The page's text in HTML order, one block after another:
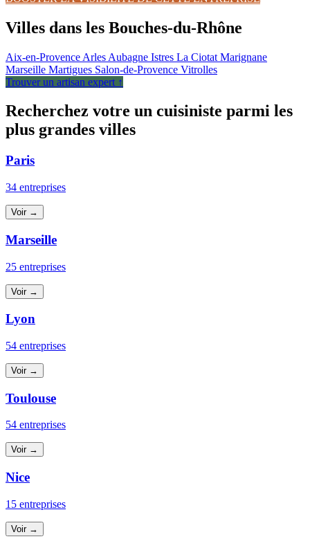
Villes dans les Bouches-du-Rhône
Aix-en-Provence Arles Aubagne Istres La Ciotat Marignane
Marseille Martigues Salon-de-Provence Vitrolles
Trouver un artisan expert ↑
Recherchez votre un cuisiniste parmi les
plus grandes villes
Paris
34 entreprises
Voir →
Marseille
25 entreprises
Voir →
Lyon
54 entreprises
Voir →
Toulouse
54 entreprises
Voir →
Nice
15 entreprises
Voir →